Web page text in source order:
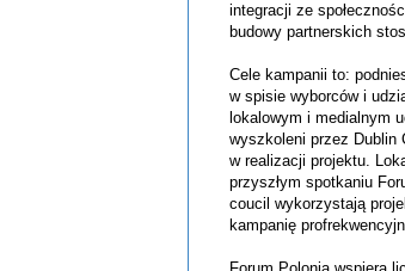
integracji ze
budowy partnerskich
Cele kampanii to:
w spisie wyborców i
lokalowym i medialnym
wyszkoleni przez Dublin
w realizacji projektu.
przyszłym spotkaniu
coucil wykorzystają
kampanię